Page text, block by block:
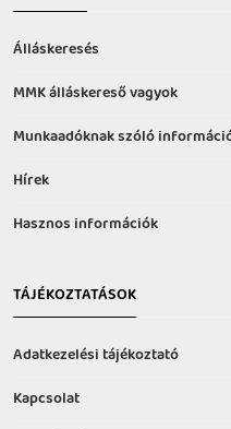
Álláskeresés
MMK álláskereső vagyok
Munkaadóknak szóló
Hírek
Hasznos információk
TÁJÉKOZTATÁSOK
Adatkezelési tájékoztató
Kapcsolat